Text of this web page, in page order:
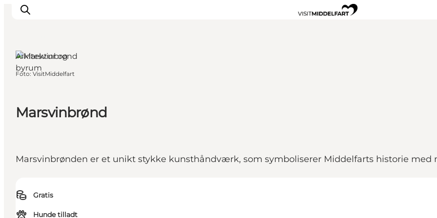
Overnatning
Marsvinbrønd
Marsvinbrønden er et unikt stykke kunsthåndværk, som symboliserer Middelfarts historie med
Gratis
Hunde tilladt
Arkitektur og
byrum
Foto: VisitMiddelfart